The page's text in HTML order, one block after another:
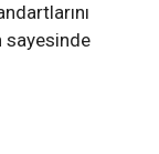
sayesinde